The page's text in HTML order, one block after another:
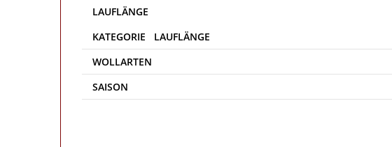
WOLLARTEN
SAISON